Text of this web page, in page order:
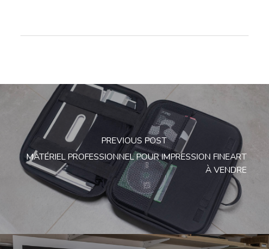
PREVIOUS POST
MATÉRIEL PROFESSIONNEL POUR IMPRESSION FINEART
À VENDRE